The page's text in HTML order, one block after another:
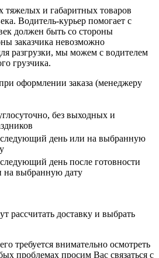
тяжелых и габаритных товаров
Водитель-курьер помогает с
должен быть со стороны
заказчика невозможно
разгрузки, мы можем с водителем
грузчика.
оформлении заказа (менеджеру
без выходных и
день или на выбранную
день после готовности
на выбранную дату
рассчитать доставку и выбрать
требуется внимательно осмотреть
проблемах просим Вас связаться с